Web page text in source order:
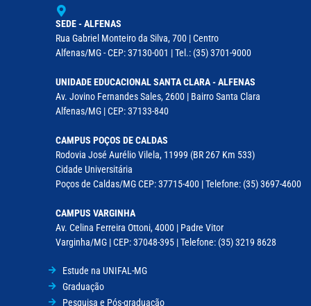
SEDE - ALFENAS
Rua Gabriel Monteiro da Silva, 700 | Centro
Alfenas/MG - CEP: 37130-001 | Tel.: (35) 3701-9000
UNIDADE EDUCACIONAL SANTA CLARA - ALFENAS
Av. Jovino Fernandes Sales, 2600 | Bairro Santa Clara
Alfenas/MG | CEP: 37133-840
CAMPUS POÇOS DE CALDAS
Rodovia José Aurélio Vilela, 11999 (BR 267 Km 533)
Cidade Universitária
Poços de Caldas/MG CEP: 37715-400 | Telefone: (35) 3697-4600
CAMPUS VARGINHA
Av. Celina Ferreira Ottoni, 4000 | Padre Vitor
Varginha/MG | CEP: 37048-395 | Telefone: (35) 3219 8628
Estude na UNIFAL-MG
Graduação
Pesquisa e Pós-graduação